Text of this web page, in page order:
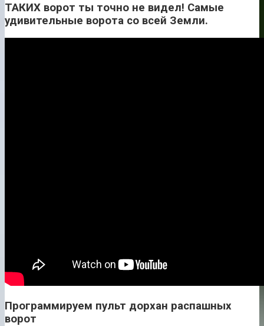
ТАКИХ ворот ты точно не видел! Самые
удивительные ворота со всей Земли.
Программируем пульт дорхан распашных
ворот